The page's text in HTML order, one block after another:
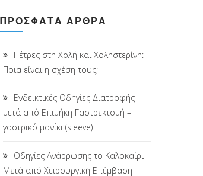
ΠΡΌΣΦΑΤΑ ΆΡΘΡΑ
Πέτρες στη Χολή και Χοληστερίνη:
Ποια είναι η σχέση τους;
Ενδεικτικές Οδηγίες Διατροφής
μετά από Επιμήκη Γαστρεκτομή –
γαστρικό μανίκι (sleeve)
Οδηγίες Ανάρρωσης το Καλοκαίρι
Μετά από Χειρουργική Επέμβαση